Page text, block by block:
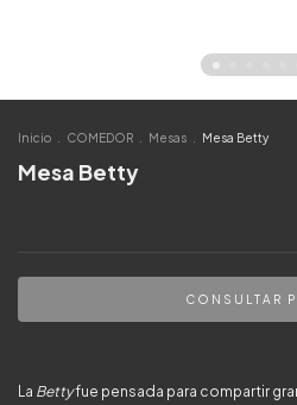
Inicio COMEDOR Mesas Mesa Betty
Mesa Betty
La Bettyfue pensada para compartir